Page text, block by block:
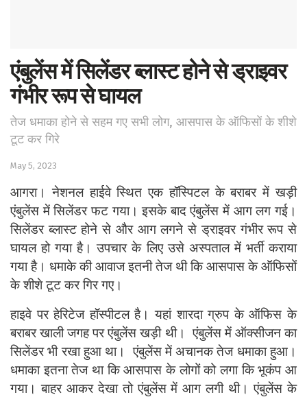
एंबुलेंस में सिलेंडर ब्लास्ट होने से ड्राइवर
गंभीर रूप से घायल
तेज धमाका होने से सहम गए सभी लोग, आसपास के ऑफिसों के शीशे
टूट कर गिरे
May 5, 2023
आगरा। नेशनल हाईवे स्थित एक हॉस्पिटल के बराबर में खड़ी
एंबुलेंस में सिलेंडर फट गया। इसके बाद एंबुलेंस में आग लग गई।
सिलेंडर ब्लास्ट होने से और आग लगने से ड्राइवर गंभीर रूप से
घायल हो गया है। उपचार के लिए उसे अस्पताल में भर्ती कराया
गया है। धमाके की आवाज इतनी तेज थी कि आसपास के ऑफिसों
के शीशे टूट कर गिर गए।
हाइवे पर हेरिटेज हॉस्पीटल है। यहां शारदा ग्रुप के ऑफिस के
बराबर खाली जगह पर एंबुलेंस खड़ी थी। एंबुलेंस में ऑक्सीजन का
सिलेंडर भी रखा हुआ था। एंबुलेंस में अचानक तेज धमाका हुआ।
धमाका इतना तेज था कि आसपास के लोगों को लगा कि भूकंप आ
गया। बाहर आकर देखा तो एंबुलेंस में आग लगी थी। एंबुलेंस के
Health
World